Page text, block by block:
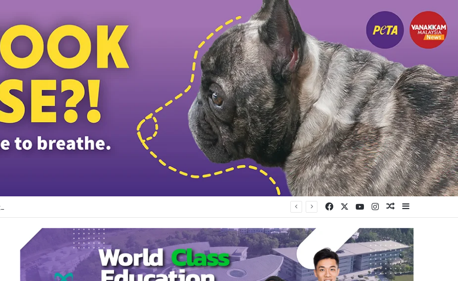
கைப்பேசியில் பதிவு செய்த பயணி; கேலி செய்த நபருக்கு இணையத்தில் கண்டனம் Facebook YouTubeInstagramRandom Article